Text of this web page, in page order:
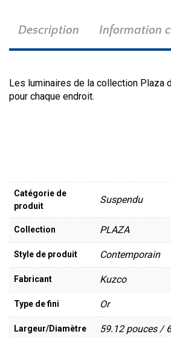
Description Information
Les luminaires de la collection Plaza
pour chaque endroit.
Catégorie de
produit
Suspendu
Collection PLAZA
Style de produit Contemporain
Fabricant Kuzco
Type de fini Or
Largeur/Diamètre 59.12 pouces /